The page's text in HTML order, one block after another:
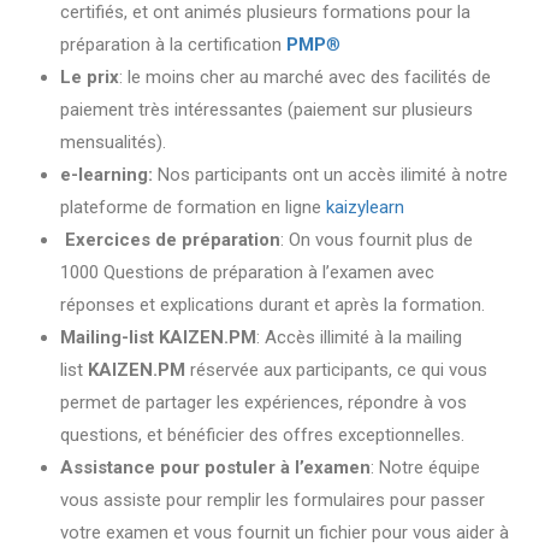
certifiés, et ont animés plusieurs formations pour la
préparation à la certification PMP®
Le prix: le moins cher au marché avec des facilités de
paiement très intéressantes (paiement sur plusieurs
mensualités).
e-learning: Nos participants ont un accès ilimité à notre
plateforme de formation en ligne kaizylearn
Exercices de préparation: On vous fournit plus de
1000 Questions de préparation à l’examen avec
réponses et explications durant et après la formation.
Mailing-list KAIZEN.PM : Accès illimité à la mailing
list KAIZEN.PM réservée aux participants, ce qui vous
permet de partager les expériences, répondre à vos
questions, et bénéficier des offres exceptionnelles.
Assistance pour postuler à l’examen: Notre équipe
vous assiste pour remplir les formulaires pour passer
votre examen et vous fournit un fichier pour vous aider à